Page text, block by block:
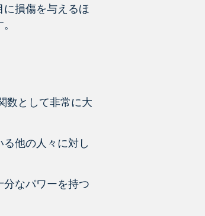
損傷を与えるほ
数として非常に大
他の人々に対し
なパワーを持つ